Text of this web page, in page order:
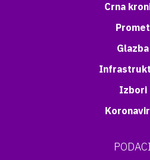
Crna
Promet
Glazba
Izbori